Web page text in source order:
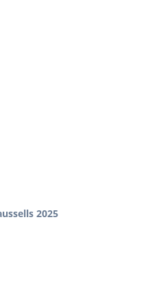
2025